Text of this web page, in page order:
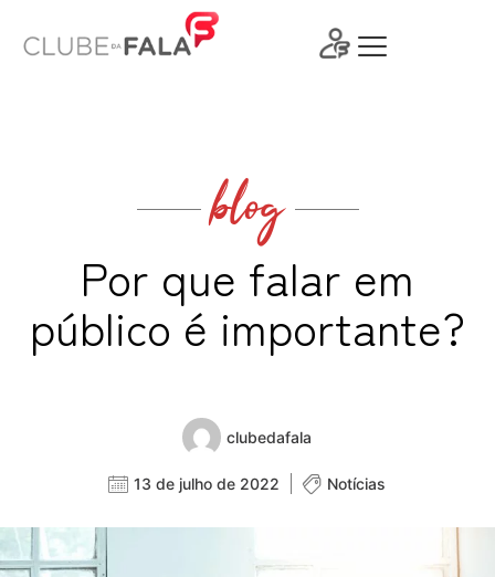
para
blog
Por que falar em
público é importante?
clubedafala
13 de julho de 2022 Notícias